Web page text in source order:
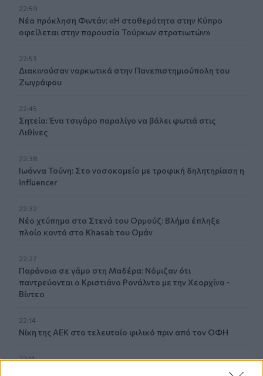
22:59
Νέα πρόκληση Φιντάν: «Η σταθερότητα στην Κύπρο
οφείλεται στην παρουσία Τούρκων στρατιωτών»
22:53
Διακινούσαν ναρκωτικά στην Πανεπιστημιούπολη του
Ζωγράφου
22:45
Σητεία: Ένα τσιγάρο παραλίγο να βάλει φωτιά στις
Λιθίνες
22:38
Ιωάννα Τούνη: Στο νοσοκομείο με τροφική δηλητηρίαση η
influencer
22:32
Νέο χτύπημα στα Στενά του Ορμούζ: Βλήμα έπληξε
πλοίο κοντά στο Khasab του Ομάν
22:27
Παράνοια σε γάμο στη Μαδέρα: Νόμιζαν ότι
παντρεύονται ο Κριστιάνο Ρονάλντο με την Χεορχίνα -
Βίντεο
22:14
Nίκη της ΑΕΚ στο τελευταίο φιλικό πριν από τον ΟΦΗ
22:11
Γιάννης Κωνσταντέλιας: Μπαμπάς για δεύτερη φορά έγινε